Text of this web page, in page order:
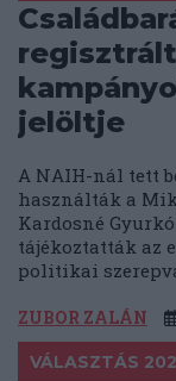
jelöltje
A NAIH-nál tett
használták a
Kardosné
tájékoztatták az
politikai
ZUBOR ZALÁN
VÁLASZTÁS